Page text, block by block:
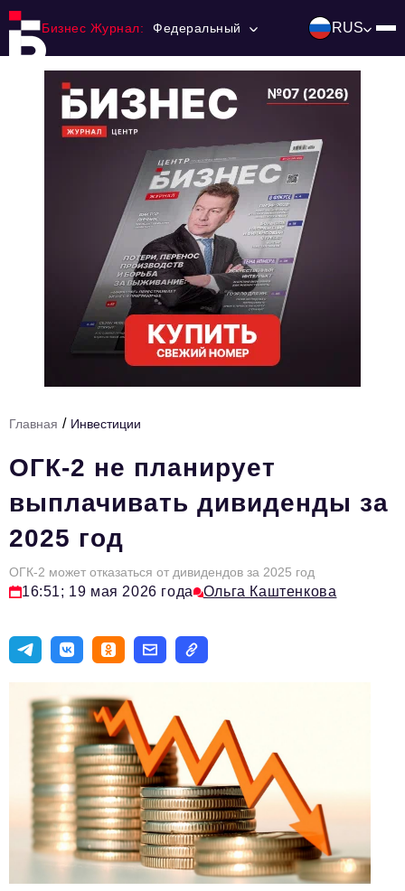
Бизнес Журнал: Федеральный RUS
Ниши и рынки
Технологии и тренды
HR
Персона номера
Юридический практикум
Стиль жизни
Импортозамещение
Эксперты
Авторские материалы
Видео
Телефон редакции:+7 495 727-01-67
Электронные почты редакции:
Информационный отдел
Главная / Инвестиции
ОГК-2 не планирует
выплачивать дивиденды за
2025 год
ОГК-2 может отказаться от дивидендов за 2025 год
16:51; 19 мая 2026 года Ольга Каштенкова